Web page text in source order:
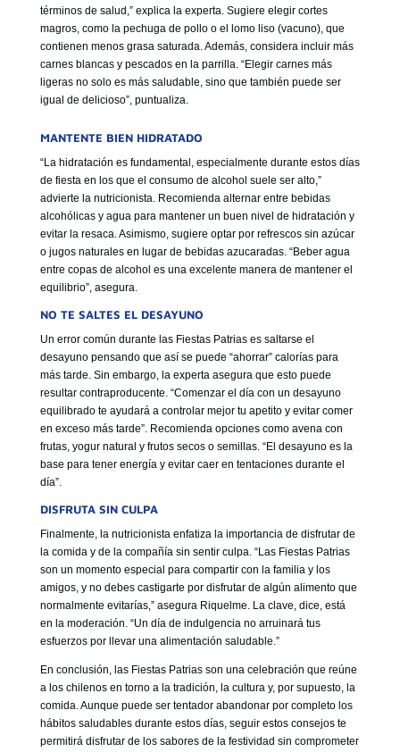
términos de salud,” explica la experta. Sugiere elegir cortes
magros, como la pechuga de pollo o el lomo liso (vacuno), que
contienen menos grasa saturada. Además, considera incluir más
carnes blancas y pescados en la parrilla. “Elegir carnes más
ligeras no solo es más saludable, sino que también puede ser
igual de delicioso”, puntualiza.
MANTENTE BIEN HIDRATADO
“La hidratación es fundamental, especialmente durante estos días
de fiesta en los que el consumo de alcohol suele ser alto,”
advierte la nutricionista. Recomienda alternar entre bebidas
alcohólicas y agua para mantener un buen nivel de hidratación y
evitar la resaca. Asimismo, sugiere optar por refrescos sin azúcar
o jugos naturales en lugar de bebidas azucaradas. “Beber agua
entre copas de alcohol es una excelente manera de mantener el
equilibrio”, asegura.
NO TE SALTES EL DESAYUNO
Un error común durante las Fiestas Patrias es saltarse el
desayuno pensando que así se puede “ahorrar” calorías para
más tarde. Sin embargo, la experta asegura que esto puede
resultar contraproducente. “Comenzar el día con un desayuno
equilibrado te ayudará a controlar mejor tu apetito y evitar comer
en exceso más tarde”. Recomienda opciones como avena con
frutas, yogur natural y frutos secos o semillas. “El desayuno es la
base para tener energía y evitar caer en tentaciones durante el
día”.
DISFRUTA SIN CULPA
Finalmente, la nutricionista enfatiza la importancia de disfrutar de
la comida y de la compañía sin sentir culpa. “Las Fiestas Patrias
son un momento especial para compartir con la familia y los
amigos, y no debes castigarte por disfrutar de algún alimento que
normalmente evitarías,” asegura Riquelme. La clave, dice, está
en la moderación. “Un día de indulgencia no arruinará tus
esfuerzos por llevar una alimentación saludable.”
En conclusión, las Fiestas Patrias son una celebración que reúne
a los chilenos en torno a la tradición, la cultura y, por supuesto, la
comida. Aunque puede ser tentador abandonar por completo los
hábitos saludables durante estos días, seguir estos consejos te
permitirá disfrutar de los sabores de la festividad sin comprometer